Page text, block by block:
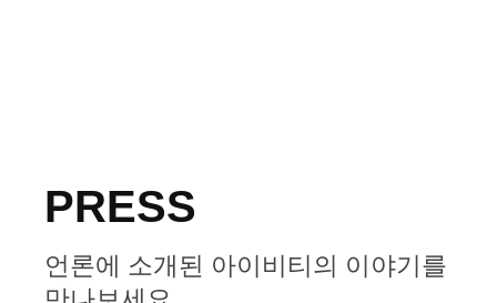
PRESS
언론에 소개된 아이비티의 이야기를